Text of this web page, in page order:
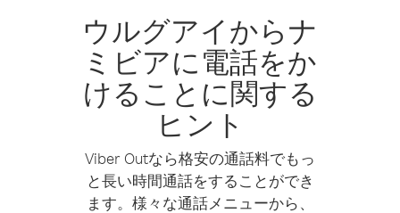
ウルグアイからナ
ミビアに電話をか
けることに関する
ヒント
Viber Outなら格安の通話料でもっ
と長い時間通話をすることができ
ます。様々な通話メニューから、